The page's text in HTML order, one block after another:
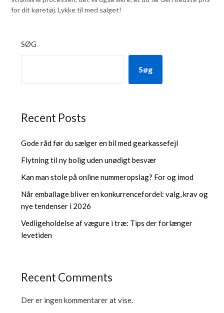
for dit køretøj. Lykke til med salget!
SØG
Søg
Recent Posts
Gode råd før du sælger en bil med gearkassefejl
Flytning til ny bolig uden unødigt besvær
Kan man stole på online nummeropslag? For og imod
Når emballage bliver en konkurrencefordel: valg, krav og
nye tendenser i 2026
Vedligeholdelse af vægure i træ: Tips der forlænger
levetiden
Recent Comments
Der er ingen kommentarer at vise.